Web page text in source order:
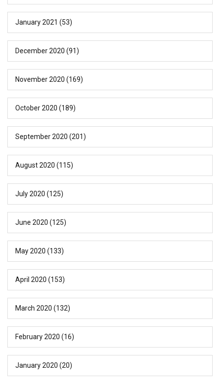
January 2021 (53)
December 2020 (91)
November 2020 (169)
October 2020 (189)
September 2020 (201)
August 2020 (115)
July 2020 (125)
June 2020 (125)
May 2020 (133)
April 2020 (153)
March 2020 (132)
February 2020 (16)
January 2020 (20)